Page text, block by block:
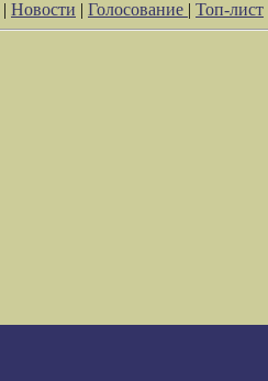
| Новости | Голосование | Топ-лист